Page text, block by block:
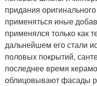
придания
применяться иные
применялся только как
дальнейшем его стали
половых покрытий,
последнее время
облицовывают фасады